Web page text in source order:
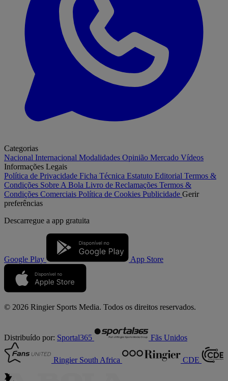
Categorias
Nacional Internacional Modalidades Opinião Mercado Vídeos
Informações Legais
Política de Privacidade Ficha Técnica Estatuto Editorial Termos &
Condições Sobre A Bola Livro de Reclamações Termos &
Condições Comerciais Política de Cookies Publicidade Gerir
preferências
Descarregue a app gratuita
Google Play App Store
© 2026 Ringier Sports Media. Todos os direitos reservados.
Distribuído por: Sportal365 Fãs Unidos
Ringier South Africa CDE